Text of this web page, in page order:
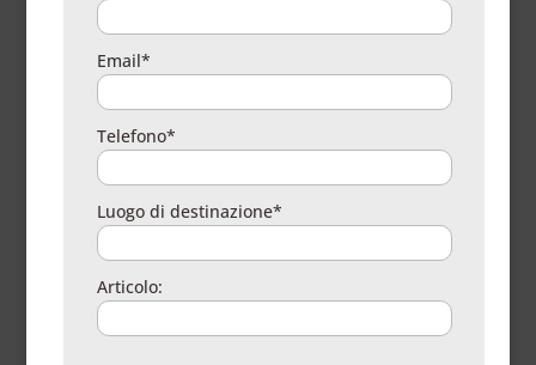
Email*
Telefono*
Luogo di destinazione*
Articolo: